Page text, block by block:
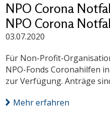
NPO Corona
NPO Corona
03.07.2020
Für Non-Profit-
NPO-Fonds Coronahilfen
zur Verfügung. Anträge
Mehr erfahren